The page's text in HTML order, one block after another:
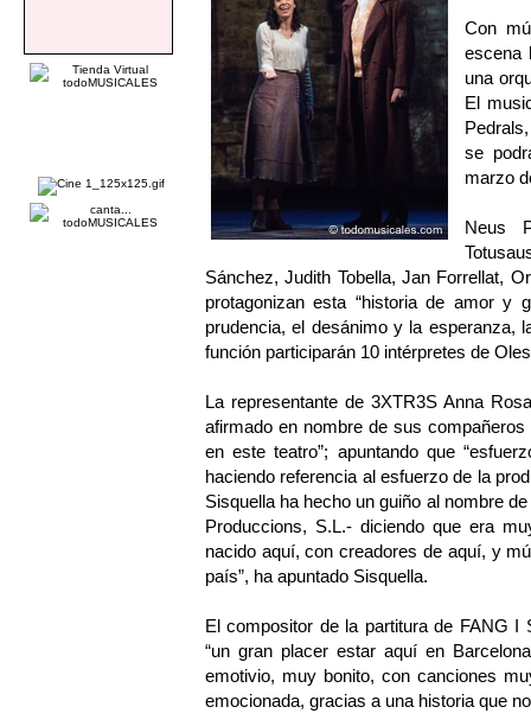
Con
escena
una
El
se
marzo
Neus
Sánchez, Judith Tobella, Jan Forrellat,
protagonizan esta “historia de amor
prudencia, el desánimo y la esperanza,
función participarán 10 intérpretes de
La representante de 3XTR3S Anna
afirmado en nombre de sus
en este teatro”; apuntando que
haciendo referencia al esfuerzo de la
Sisquella ha hecho un guiño al nombre
Produccions, S.L.- diciendo que era
nacido aquí, con creadores de aquí, y
país”, ha apuntado Sisquella.
El compositor de la partitura de FANG
“un gran placer estar aquí en
emotivio, muy bonito, con canciones
emocionada, gracias a una historia que